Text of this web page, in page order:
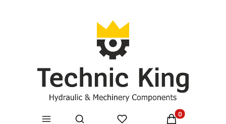
Suchmaschine öffnen Produkte im